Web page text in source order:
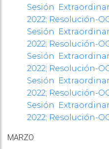
Sesión
2022; Resolución-
Sesión
2022; Resolución-
Sesión
2022; Resolución-
Sesión
2022; Resolución-
Sesión
2022; Resolución-
MARZO